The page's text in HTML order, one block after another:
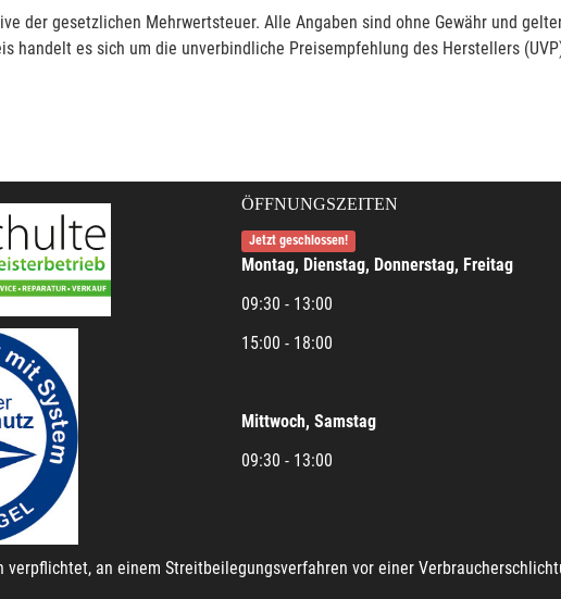
der gesetzlichen Mehrwertsteuer. Alle Angaben sind ohne Gewähr und
handelt es sich um die unverbindliche Preisempfehlung des Herstellers
ÖFFNUNGSZEITEN
Jetzt geschlossen!
Montag, Dienstag, Donnerstag, Freitag
09:30 - 13:00
15:00 - 18:00
Mittwoch, Samstag
09:30 - 13:00
verpflichtet, an einem Streitbeilegungsverfahren vor einer